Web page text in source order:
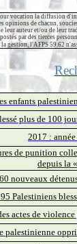
vocation la diffusion
opinions de chacun,
leur auteur et/ou de leur
par des tierces
gestion, l'AFPS 59.62
enfants
plus de 100
2017 :
de punition
depuis la
nouveaux
Palestiniens
actes de violence
palestinienne